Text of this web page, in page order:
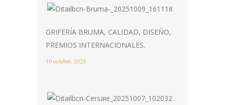
GRIFERÍA BRUMA, CALIDAD, DISEÑO,
PREMIOS INTERNACIONALES.
10 octubre, 2025